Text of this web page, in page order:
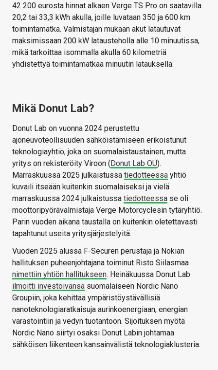
42 200 eurosta hinnat alkaen Verge TS Pro on saatavilla
20,2 tai 33,3 kWh akulla, joille luvataan 350 ja 600 km
toimintamatka. Valmistajan mukaan akut latautuvat
maksimissaan 200 kW latausteholla alle 10 minuutissa,
mikä tarkoittaa isommalla akulla 60 kilometriä
yhdistettyä toimintamatkaa minuutin latauksella.
Mikä Donut Lab?
Donut Lab on vuonna 2024 perustettu
ajoneuvoteollisuuden sähköistämiseen erikoistunut
teknologiayhtiö, joka on suomalaistaustainen, mutta
yritys on rekisteröity Viroon (Donut Lab OÜ).
Marraskuussa 2025 julkaistussa tiedotteessa yhtiö
kuvaili itseään kuitenkin suomalaiseksi ja vielä
marraskuussa 2024 julkaistussa tiedotteessa se oli
moottoripyörävalmistaja Verge Motorcyclesin tytäryhtiö.
Parin vuoden aikana taustalla on kuitenkin oletettavasti
tapahtunut useita yritysjärjestelyitä.
Vuoden 2025 alussa F-Securen perustaja ja Nokian
hallituksen puheenjohtajana toiminut Risto Siilasmaa
nimettiin yhtiön hallitukseen. Heinäkuussa Donut Lab
ilmoitti investoivansa suomalaiseen Nordic Nano
Groupiin, joka kehittää ympäristöystävällisiä
nanoteknologiaratkaisuja aurinkoenergiaan, energian
varastointiin ja vedyn tuotantoon. Sijoituksen myötä
Nordic Nano siirtyi osaksi Donut Labin johtamaa
sähköisen liikenteen kansainvälistä teknologiaklusteria.